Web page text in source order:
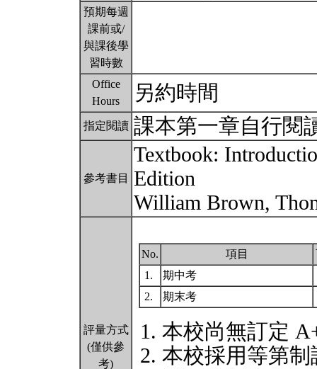
預期每週
課前或/
與課後學
習時數
Office
Hours
另約時間
指定閱讀 課本第一章自行閱
參考書目
Textbook:
Edition
William Brown,
評量方式
(僅供參
考)
No. 項目
1.
期中考
2.
期末考
本校尚無訂定
本校採用等第